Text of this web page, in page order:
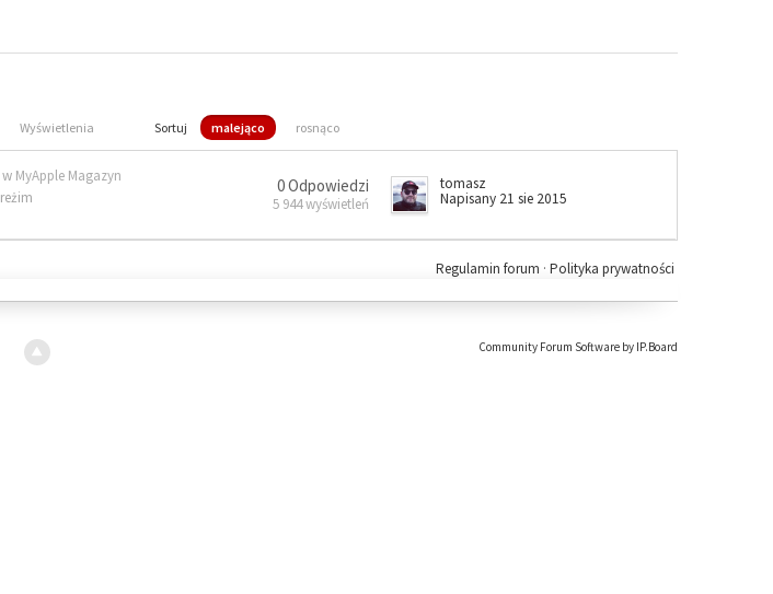
Wyświetlenia Sortuj malejąco rosnąco
w MyApple Magazyn
reżim
0 Odpowiedzi
5 944 wyświetleń
tomasz
Napisany 21 sie 2015
Polityka prywatności
Regulamin forum ·
Community Forum Software by IP.Board